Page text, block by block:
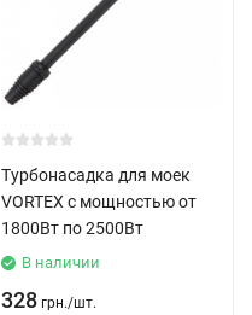
Турбонасадка для моек
VORTEX с мощностью от
1800Вт по 2500Вт
В наличии
328 грн./шт.